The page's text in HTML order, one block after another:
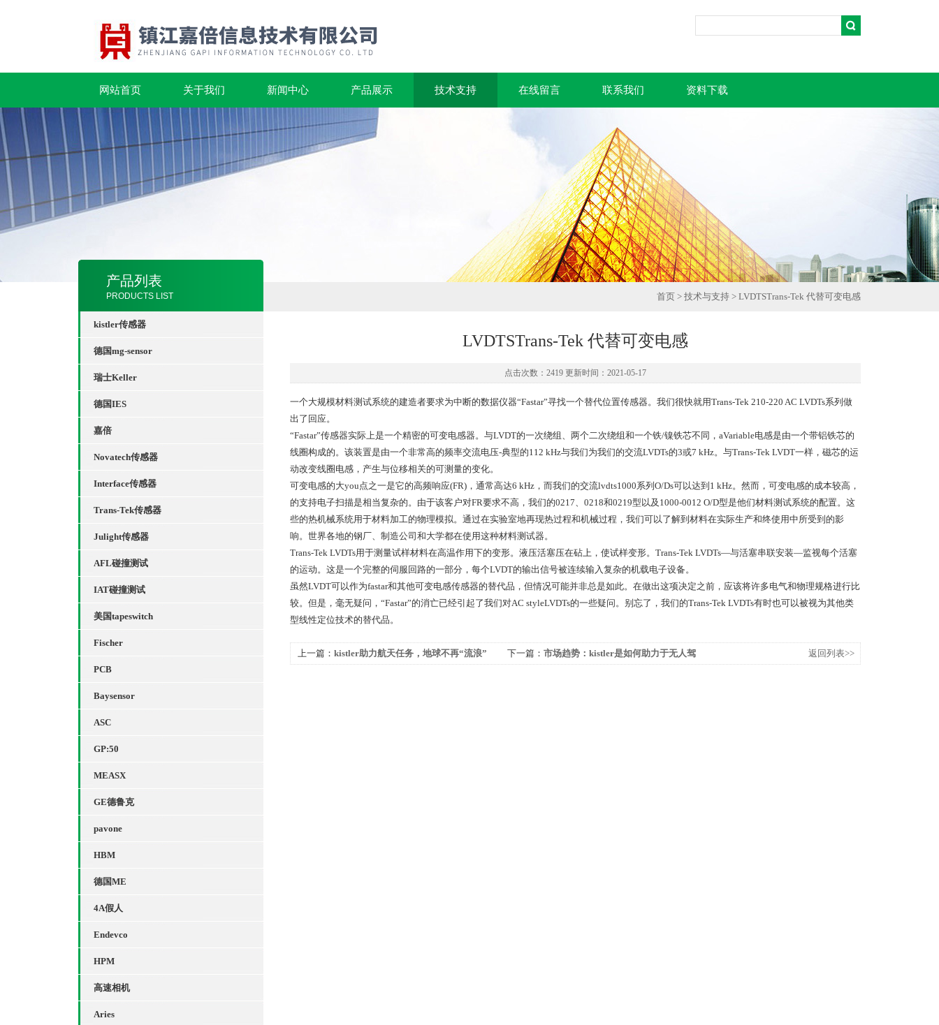
网站首页 关于我们 新闻中心 产品展示 技术支持 在线留言 联系我们 资料下载
产品列表
PRODUCTS LIST
kistler传感器
德国mg-sensor
瑞士Keller
德国IES
嘉倍
Novatech传感器
Interface传感器
Trans-Tek传感器
Julight传感器
AFL碰撞测试
IAT碰撞测试
美国tapeswitch
Fischer
PCB
Baysensor
ASC
GP:50
MEASX
GE德鲁克
pavone
HBM
德国ME
4A假人
Endevco
HPM
高速相机
Aries
首页 > 技术与支持 > LVDTSTrans-Tek 代替可变电感
LVDTSTrans-Tek 代替可变电感
点击次数：2419 更新时间：2021-05-17
一个大规模材料测试系统的建造者要求为中断的数据仪器“Fastar”寻找一个替代位置传感器。我们很快就用Trans-Tek 210-220 AC LVDTs系列做
出了回应。
“Fastar”传感器实际上是一个精密的可变电感器。与LVDT的一次绕组、两个二次绕组和一个铁/镍铁芯不同，aVariable电感是由一个带铝铁芯的
线圈构成的。该装置是由一个非常高的频率交流电压-典型的112 kHz与我们为我们的交流LVDTs的3或7 kHz。与Trans-Tek LVDT一样，磁芯的运
动改变线圈电感，产生与位移相关的可测量的变化。
可变电感的大you点之一是它的高频响应(FR)，通常高达6 kHz，而我们的交流lvdts1000系列O/Ds可以达到1 kHz。然而，可变电感的成本较高，
的支持电子扫描是相当复杂的。由于该客户对FR要求不高，我们的0217、0218和0219型以及1000-0012 O/D型是他们材料测试系统的配置。这
些的热机械系统用于材料加工的物理模拟。通过在实验室地再现热过程和机械过程，我们可以了解到材料在实际生产和终使用中所受到的影
响。世界各地的钢厂、制造公司和大学都在使用这种材料测试器。
Trans-Tek LVDTs用于测量试样材料在高温作用下的变形。液压活塞压在砧上，使试样变形。Trans-Tek LVDTs—与活塞串联安装—监视每个活塞
的运动。这是一个完整的伺服回路的一部分，每个LVDT的输出信号被连续输入复杂的机载电子设备。
虽然LVDT可以作为fastar和其他可变电感传感器的替代品，但情况可能并非总是如此。在做出这项决定之前，应该将许多电气和物理规格进行比
较。但是，毫无疑问，“Fastar”的消亡已经引起了我们对AC styleLVDTs的一些疑问。别忘了，我们的Trans-Tek LVDTs有时也可以被视为其他类
型线性定位技术的替代品。
上一篇： kistler助力航天任务，地球不再“流浪” 下一篇： 市场趋势：kistler是如何助力于无人驾
返回列表>>